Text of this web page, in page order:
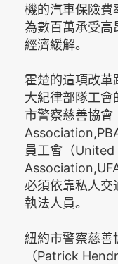
機的汽車保險費
為數百萬承受高
經濟緩解。
霍楚的這項改革
大紀律部隊工
市警察慈善協
員工會（
必須依靠私人
執法人員。
紐約市警察慈善
（Patrick